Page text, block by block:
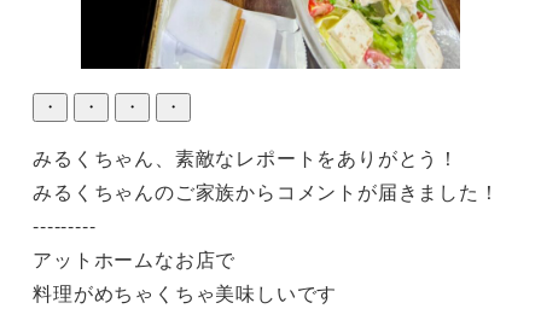
・ ・ ・ ・
みるくちゃん、素敵なレポートをありがとう！
みるくちゃんのご家族からコメントが届きました！
---------
アットホームなお店で
料理がめちゃくちゃ美味しいです